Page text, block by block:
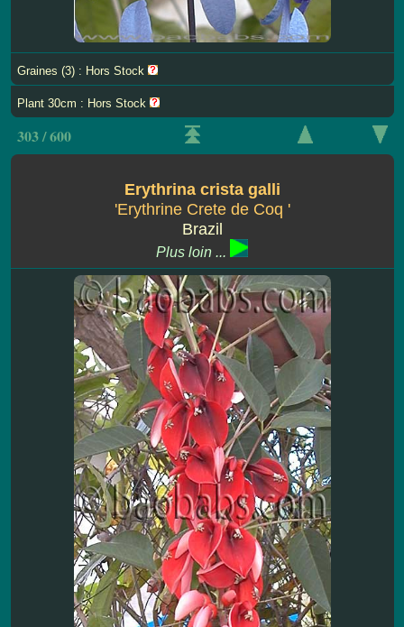
Graines (3) : Hors Stock
Plant 30cm : Hors Stock
303 / 600
Erythrina crista galli
'Erythrine Crete de Coq '
Brazil
Plus loin ...